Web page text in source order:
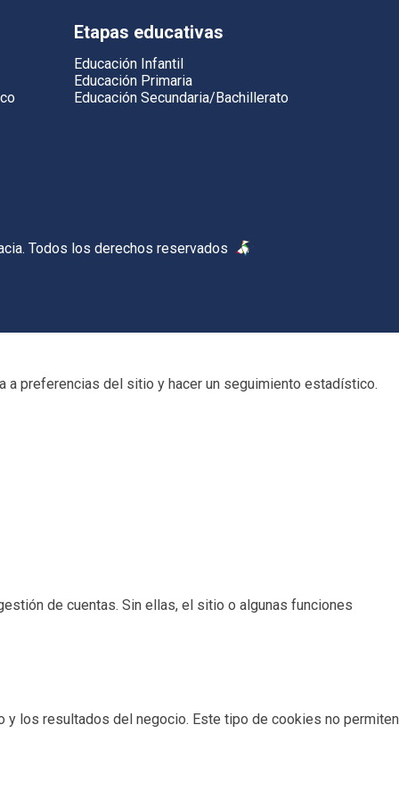
Etapas educativas
Educación Infantil
Educación Primaria
Educación Secundaria/Bachillerato
Todos los derechos reservados
a preferencias del sitio y hacer un seguimiento estadístico.
de cuentas. Sin ellas, el sitio o algunas funciones
los resultados del negocio. Este tipo de cookies no permiten